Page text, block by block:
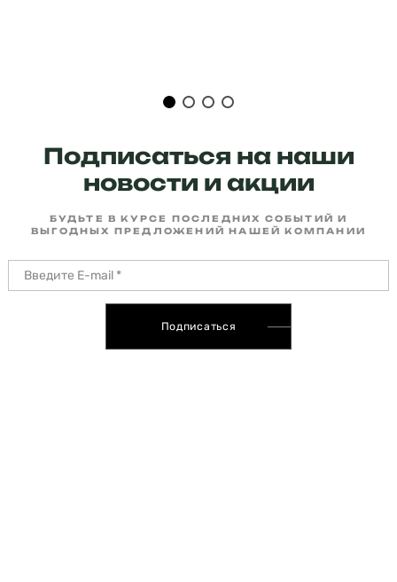
Подписаться на наши
новости и акции
БУДЬТЕ В КУРСЕ ПОСЛЕДНИХ СОБЫТИЙ И
ВЫГОДНЫХ ПРЕДЛОЖЕНИЙ НАШЕЙ КОМПАНИИ
Подписаться